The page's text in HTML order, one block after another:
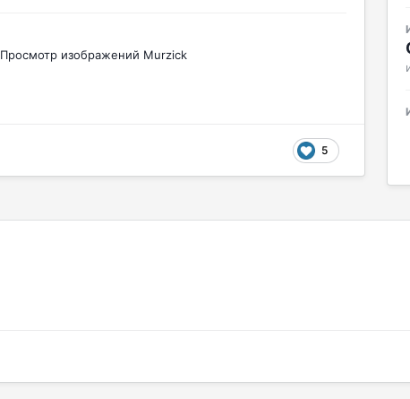
Просмотр изображений Murzick
5